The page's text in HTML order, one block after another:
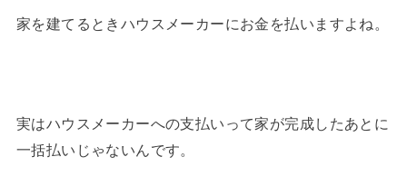
家を建てるときハウスメーカーにお金を払いますよね。
実はハウスメーカーへの支払いって家が完成したあとに
一括払いじゃないんです。